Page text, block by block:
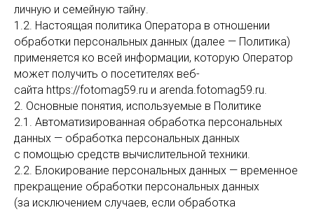
личную и семейную тайну.
1.2. Настоящая политика Оператора в отношении
обработки персональных данных (далее — Политика)
применяется ко всей информации, которую Оператор
может получить о посетителях веб-
сайта https://fotomag59.ru и arenda.fotomag59.ru.
2. Основные понятия, используемые в Политике
2.1. Автоматизированная обработка персональных
данных — обработка персональных данных
с помощью средств вычислительной техники.
2.2. Блокирование персональных данных — временное
прекращение обработки персональных данных
(за исключением случаев, если обработка